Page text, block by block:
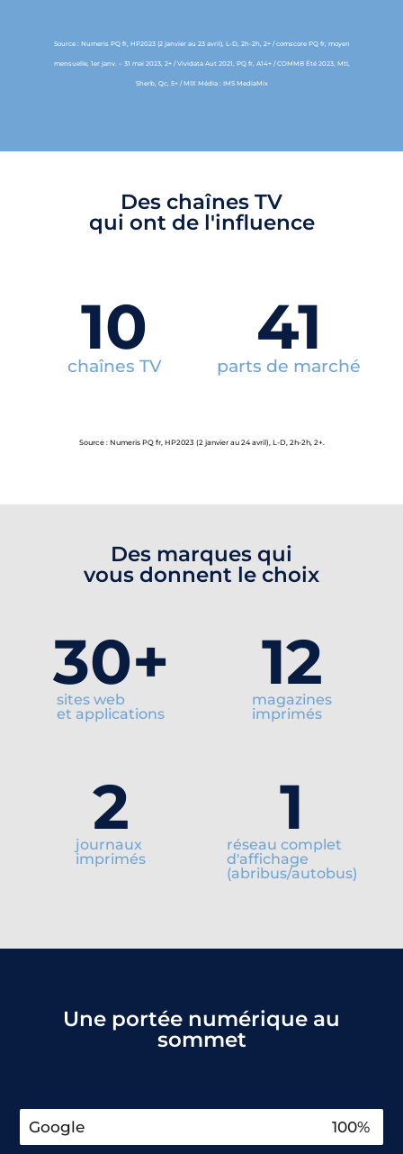
Source : Numeris PQ fr, HP2023 (2 janvier au 23 avril), L-D, 2h-2h, 2+ / comscore PQ fr, moyen
mensuelle, 1er janv. – 31 mai 2023, 2+ / Vividata Aut 2021, PQ fr, A14+ / COMMB Été 2023, Mtl,
Sherb, Qc, 5+ / MIX Média : IMS MediaMix
Des chaînes TV
qui ont de l'influence
chaînes TV
10
parts de marché
41
Source : Numeris PQ fr, HP2023 (2 janvier au 24 avril), L-D, 2h-2h, 2+.
Des marques qui
vous donnent le choix
sites web
et applications
30+
magazines
imprimés
12
journaux
imprimés
2
réseau complet
d'affichage
(abribus/autobus)
1
Une portée numérique au
sommet
Google 100%